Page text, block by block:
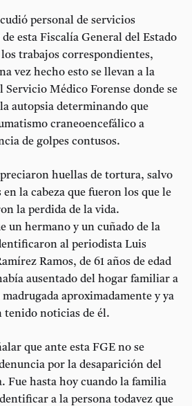
personal de servicios
esta Fiscalía General del Estado
trabajos correspondientes,
vez hecho esto se llevan a la
Servicio Médico Forense donde se
autopsia determinando que
craneoencefálico a
de golpes contusos.
huellas de tortura, salvo
en la cabeza que fueron los que le
la perdida de la vida.
un hermano y un cuñado de la
al periodista Luis
Ramos, de 61 años de edad
ausentado del hogar familiar a
madrugada aproximadamente y ya
tenido noticias de él.
que ante esta FGE no se
por la desaparición del
Fue hasta hoy cuando la familia
a la persona todavez que